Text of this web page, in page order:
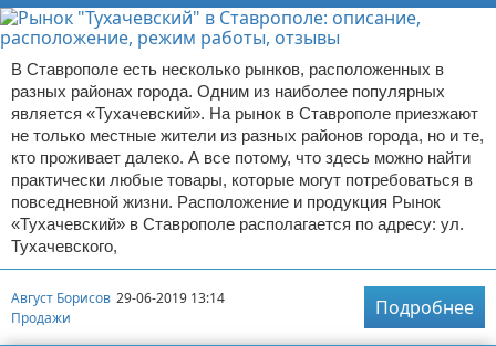
В Ставрополе есть несколько рынков, расположенных в
разных районах города. Одним из наиболее популярных
является «Тухачевский». На рынок в Ставрополе приезжают
не только местные жители из разных районов города, но и те,
кто проживает далеко. А все потому, что здесь можно найти
практически любые товары, которые могут потребоваться в
повседневной жизни. Расположение и продукция Рынок
«Тухачевский» в Ставрополе располагается по адресу: ул.
Тухачевского,
Август Борисов 29-06-2019 13:14
Продажи
Подробнее